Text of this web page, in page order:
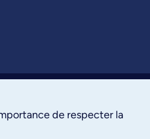
de respecter la